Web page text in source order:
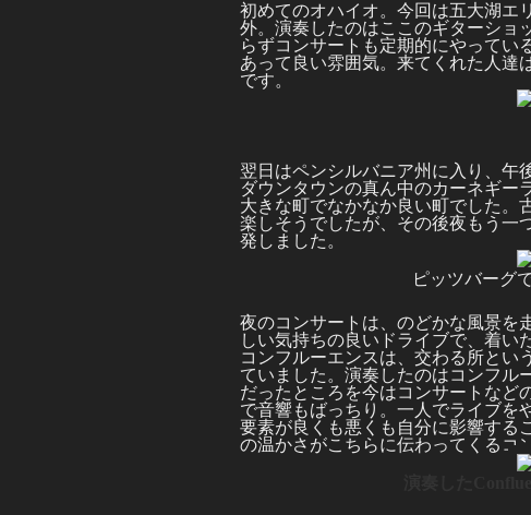
初めてのオハイオ。今回は五大湖エ
外。演奏したのはここのギターショ
らずコンサートも定期的にやってい
あって良い雰囲気。来てくれた人達
です。
翌日はペンシルバニア州に入り、午
ダウンタウンの真ん中のカーネギー
大きな町でなかなか良い町でした。
楽しそうでしたが、その後夜もう一
発しました。
ピッツバーグ
夜のコンサートは、のどかな風景を
しい気持ちの良いドライブで、着い
コンフルーエンスは、交わる所とい
ていました。演奏したのはコンフル
だったところを今はコンサートなど
で音響もばっちり。一人でライブを
要素が良くも悪くも自分に影響する
の温かさがこちらに伝わってくるコ